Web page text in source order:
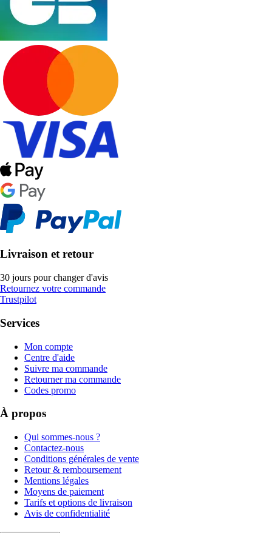
Livraison et retour
30 jours pour changer d'avis
Retournez votre commande
Trustpilot
Services
Mon compte
Centre d'aide
Suivre ma commande
Retourner ma commande
Codes promo
À propos
Qui sommes-nous ?
Contactez-nous
Conditions générales de vente
Retour & remboursement
Mentions légales
Moyens de paiement
Tarifs et options de livraison
Avis de confidentialité